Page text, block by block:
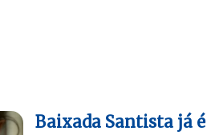
Baixada Santista já é